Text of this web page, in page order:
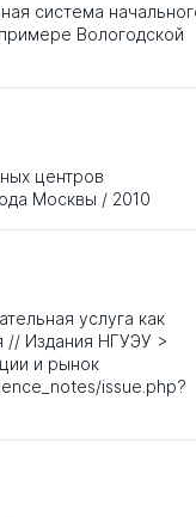
система
Вологодской
центров
Москвы / 2010
услуга как
// Издания НГУЭУ >
и рынок
issue.php?